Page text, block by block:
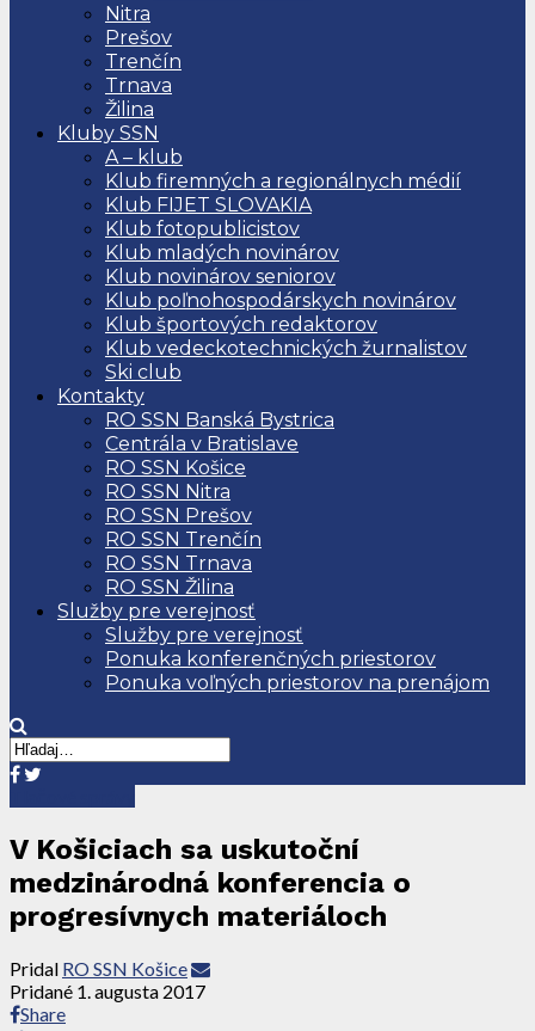
Nitra
Prešov
Trenčín
Trnava
Žilina
Kluby SSN
A – klub
Klub firemných a regionálnych médií
Klub FIJET SLOVAKIA
Klub fotopublicistov
Klub mladých novinárov
Klub novinárov seniorov
Klub poľnohospodárskych novinárov
Klub športových redaktorov
Klub vedeckotechnických žurnalistov
Ski club
Kontakty
RO SSN Banská Bystrica
Centrála v Bratislave
RO SSN Košice
RO SSN Nitra
RO SSN Prešov
RO SSN Trenčín
RO SSN Trnava
RO SSN Žilina
Služby pre verejnosť
Služby pre verejnosť
Ponuka konferenčných priestorov
Ponuka voľných priestorov na prenájom
V Košiciach sa uskutoční
medzinárodná konferencia o
progresívnych materiáloch
Pridal RO SSN Košice
Pridané 1. augusta 2017
Share